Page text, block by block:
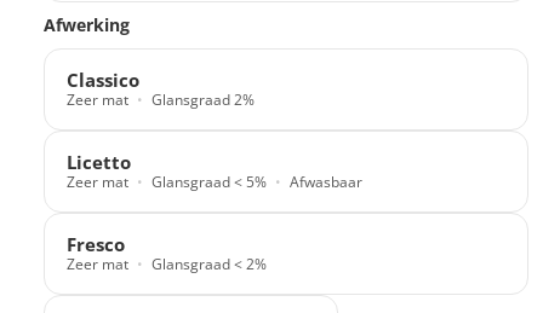
Translation missing: nl.products.paint_filter.description
Afwerking
Classico
Zeer mat Glansgraad 2%
Licetto
Zeer mat Glansgraad < 5% Afwasbaar
Fresco
Zeer mat Glansgraad < 2%